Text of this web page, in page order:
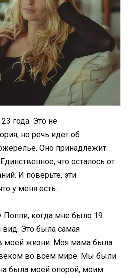
года. Это не
но речь идет об
Оно принадлежит
что осталось от
И поверьте, эти
у меня есть…
Поппи, когда мне было 19.
Это была самая
моей жизни. Моя мама была
во всем мире. Мы были
была моей опорой, моим